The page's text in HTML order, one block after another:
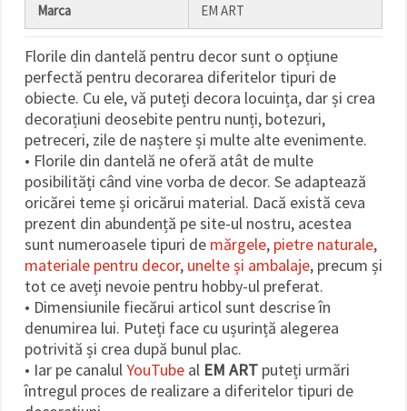
Marca EM ART
Florile din dantelă pentru decor sunt o opțiune
perfectă pentru decorarea diferitelor tipuri de
obiecte. Cu ele, vă puteți decora locuința, dar și crea
decorațiuni deosebite pentru nunți, botezuri,
petreceri, zile de naștere și multe alte evenimente.
• Florile din dantelă ne oferă atât de multe
posibilități când vine vorba de decor. Se adaptează
oricărei teme și oricărui material. Dacă există ceva
prezent din abundență pe site-ul nostru, acestea
sunt numeroasele tipuri de mărgele, pietre naturale,
materiale pentru decor, unelte și ambalaje, precum și
tot ce aveți nevoie pentru hobby-ul preferat.
• Dimensiunile fiecărui articol sunt descrise în
denumirea lui. Puteți face cu ușurință alegerea
potrivită și crea după bunul plac.
• Iar pe canalul YouTube al EM ART puteți urmări
întregul proces de realizare a diferitelor tipuri de